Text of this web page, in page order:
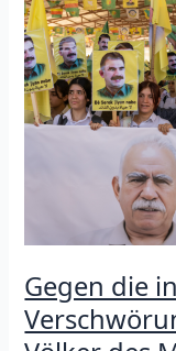
8
Jahre
freies
Raqqa
Gegen die